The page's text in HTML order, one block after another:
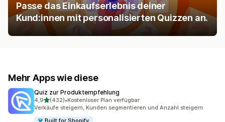
Passe das Einkaufserlebnis deiner
Kund:innen mit personalisierten Quizzen an.
Mehr Apps wie diese
Quiz zur Produktempfehlung
4,9von 5 Sternen
(432)
432 Rezensionen insgesamt
•Kostenloser Plan verfügbar
Verkäufe steigern, Kunden segmentieren und Anzahl steigern
Built for Shopify